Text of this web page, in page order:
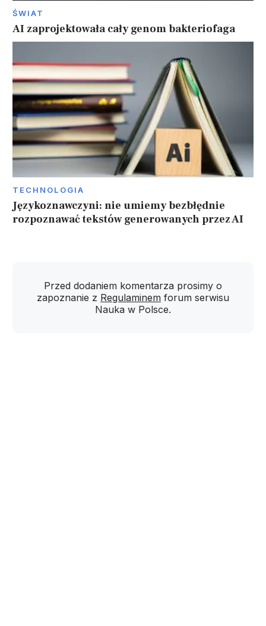
ŚWIAT
AI zaprojektowała cały genom bakteriofaga
TECHNOLOGIA
Językoznawczyni: nie umiemy bezbłędnie
rozpoznawać tekstów generowanych przez AI
Przed dodaniem komentarza prosimy o
zapoznanie z Regulaminem forum serwisu
Nauka w Polsce.